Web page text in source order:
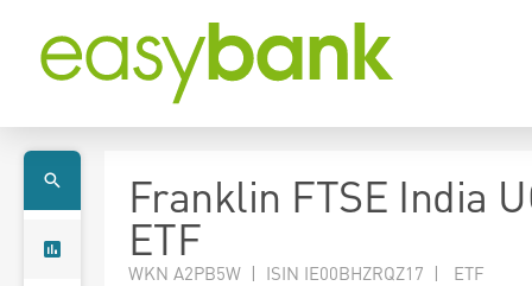
Franklin FTSE India
ETF
WKN A2PB5W | ISIN IE00BHZRQZ17 | ETF